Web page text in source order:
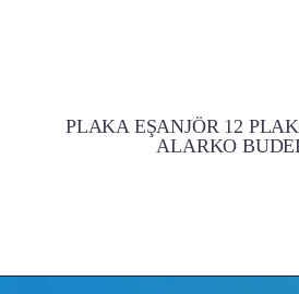
PLAKA EŞANJÖR 12
ALARKO